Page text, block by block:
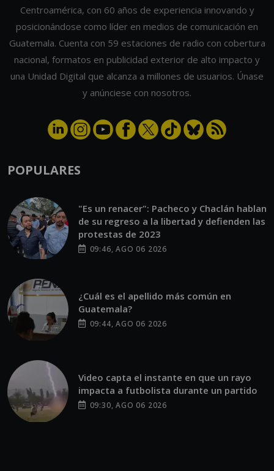
Centroamérica, con 60 años de experiencia innovando y
posicionándose como líder en medios de comunicación en
Guatemala. Cuenta con 59 estaciones de radio con cobertura
nacional, formatos en publicidad exterior de alto impacto y
una Unidad Digital que alcanza a millones de usuarios. Únase
y anúnciese con nosotros.
POPULARES
"Es un renacer": Pacheco y Chaclán hablan
de su regreso a la libertad y defienden las
protestas de 2023
09:46, AGO 06 2026
¿Cuál es el apellido más común en
Guatemala?
09:44, AGO 06 2026
Video capta el instante en que un rayo
impacta a futbolista durante un partido
09:30, AGO 06 2026